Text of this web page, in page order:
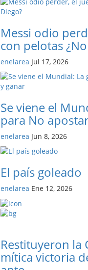
Messi odio
con pelotas
enelarea Jul 17, 2026
Se viene el
para No
enelarea Jun 8, 2026
El país goleado
enelarea Ene 12, 2026
Restituyeron la
mítica victoria